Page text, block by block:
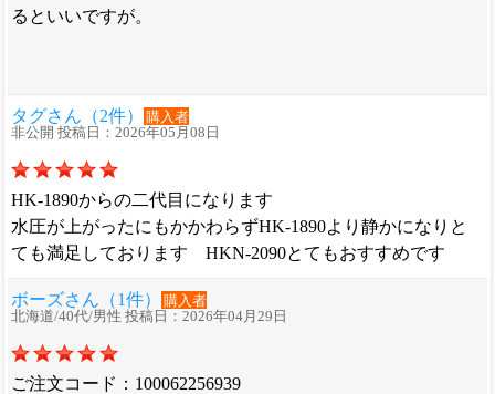
るといいですが。
タグさん（2件）
購入者
非公開 投稿日：2026年05月08日
HK-1890からの二代目になります
水圧が上がったにもかかわらずHK-1890より静かになりと
ても満足しております HKN-2090とてもおすすめです
ボーズさん（1件）
購入者
北海道/40代/男性 投稿日：2026年04月29日
ご注文コード：100062256939